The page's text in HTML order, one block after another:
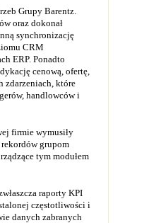
Grupy Barentz.
oraz dokonał
synchronizację
CRM
ERP. Ponadto
cenową, ofertę,
zdarzeniach, które
handlowców i
firmie wymusiły
grupom
tym modułem
raporty KPI
częstotliwości i
danych zabranych